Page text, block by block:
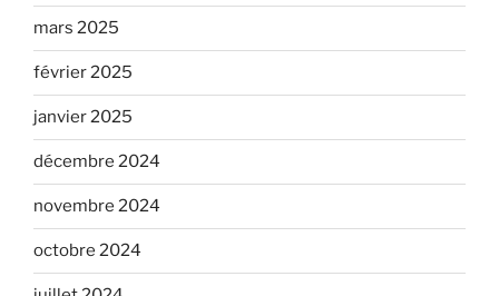
mars 2025
février 2025
janvier 2025
décembre 2024
novembre 2024
octobre 2024